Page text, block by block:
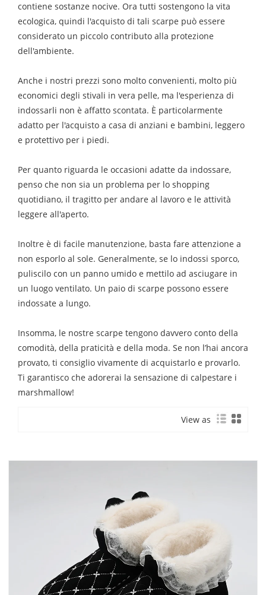
contiene sostanze nocive. Ora tutti sostengono la vita
ecologica, quindi l'acquisto di tali scarpe può essere
considerato un piccolo contributo alla protezione
dell'ambiente.
Anche i nostri prezzi sono molto convenienti, molto più
economici degli stivali in vera pelle, ma l'esperienza di
indossarli non è affatto scontata. È particolarmente
adatto per l'acquisto a casa di anziani e bambini, leggero
e protettivo per i piedi.
Per quanto riguarda le occasioni adatte da indossare,
penso che non sia un problema per lo shopping
quotidiano, il tragitto per andare al lavoro e le attività
leggere all'aperto.
Inoltre è di facile manutenzione, basta fare attenzione a
non esporlo al sole. Generalmente, se lo indossi sporco,
puliscilo con un panno umido e mettilo ad asciugare in
un luogo ventilato. Un paio di scarpe possono essere
indossate a lungo.
Insomma, le nostre scarpe tengono davvero conto della
comodità, della praticità e della moda. Se non l’hai ancora
provato, ti consiglio vivamente di acquistarlo e provarlo.
Ti garantisco che adorerai la sensazione di calpestare i
marshmallow!
View as